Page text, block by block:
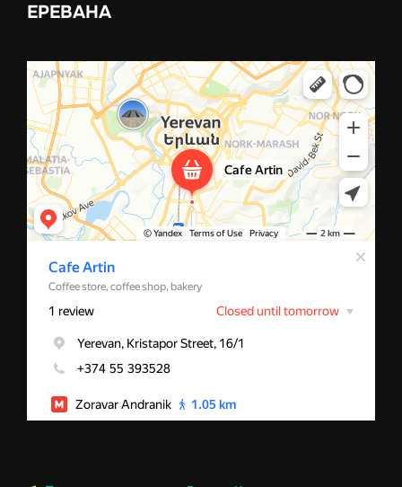
ЕРЕВАНА